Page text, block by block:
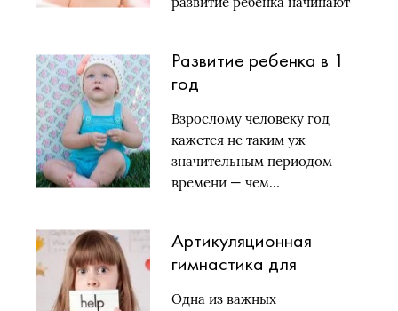
Развитие ребенка в 1
год
Взрослому человеку год
кажется не таким уж
значительным периодом
времени — чем…
Артикуляционная
гимнастика для
Одна из важных